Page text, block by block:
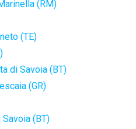
(RM)
(TE)
di Savoia (BT)
(GR)
(BT)